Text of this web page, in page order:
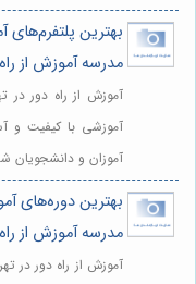
بهترین
مدرسه آموزش از
آموزش از راه دور در
آموزشی با کیفیت و
آموزان و
بهترین دوره‌های
مدرسه آموزش از
آموزش از راه دور در